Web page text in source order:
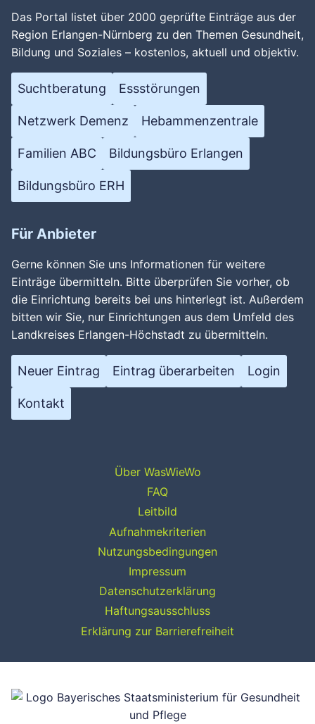
Wird geladen …
Das Portal listet über 2000 geprüfte Einträge aus der
Region Erlangen-Nürnberg zu den Themen Gesundheit,
Bildung und Soziales – kostenlos, aktuell und objektiv.
Suchtberatung Essstörungen
Netzwerk Demenz Hebammenzentrale
Familien ABC Bildungsbüro Erlangen
Bildungsbüro ERH
Für Anbieter
Gerne können Sie uns Informationen für weitere
Einträge übermitteln. Bitte überprüfen Sie vorher, ob
die Einrichtung bereits bei uns hinterlegt ist. Außerdem
bitten wir Sie, nur Einrichtungen aus dem Umfeld des
Landkreises Erlangen-Höchstadt zu übermitteln.
Neuer Eintrag Eintrag überarbeiten Login
Kontakt
Über WasWieWo
FAQ
Leitbild
Aufnahmekriterien
Nutzungsbedingungen
Impressum
Datenschutzerklärung
Haftungsausschluss
Erklärung zur Barrierefreiheit